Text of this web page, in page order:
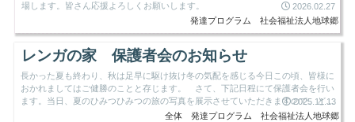
場します。皆さん応援よろしくお願いします。
2026.02.27
発達プログラム
社会福祉法人地球郷
レンガの家 保護者会のお知らせ
長かった夏も終わり、秋は足早に駆け抜け冬の気配を感じる今日この頃、皆様に
おかれましてはご健勝のことと存じます。 さて、下記日程にて保護者会を行い
ます。当日、夏のひみつひみつの旅の写真を展示させていただきますので、どう
2025.11.13
全体
発達プログラム 社会福祉法人地球郷